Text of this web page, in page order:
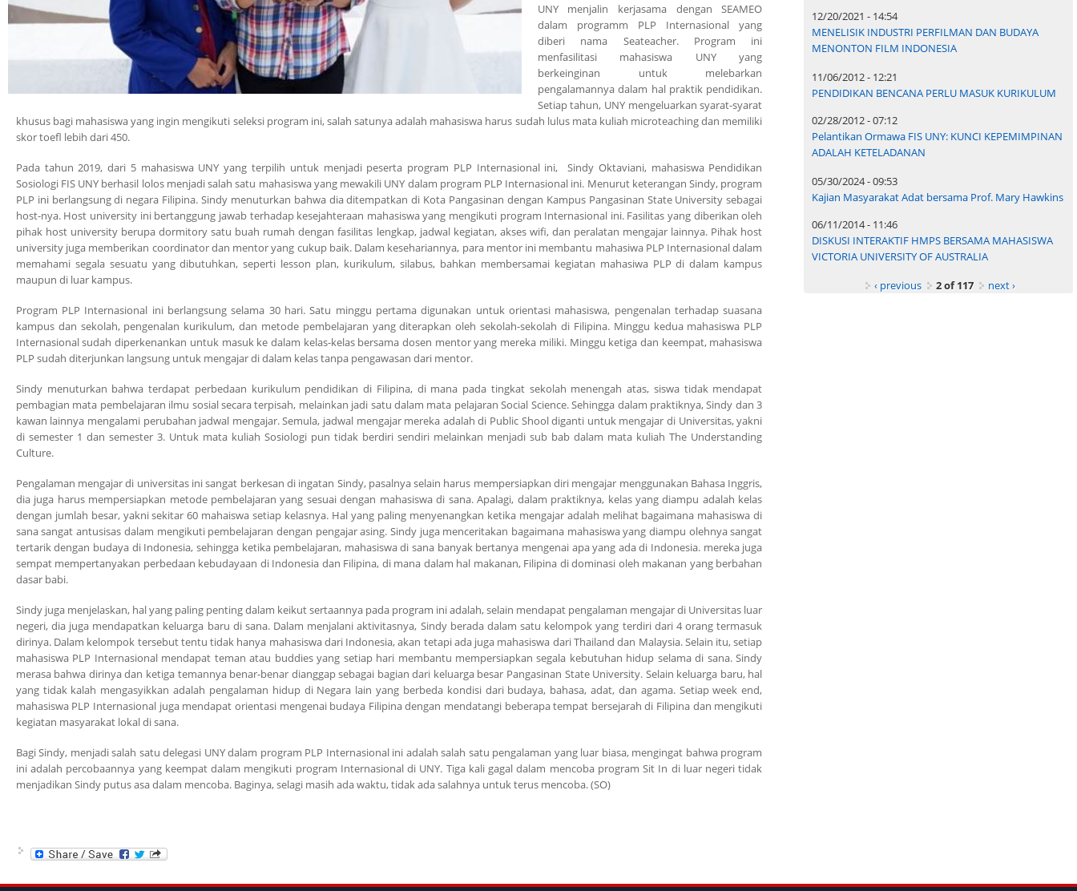
UNY menjalin kerjasama dengan SEAMEO
dalam programm PLP Internasional yang
diberi nama Seateacher. Program ini
menfasilitasi mahasiswa UNY yang
berkeinginan untuk melebarkan
pengalamannya dalam hal praktik pendidikan.
Setiap tahun, UNY mengeluarkan syarat-syarat
khusus bagi mahasiswa yang ingin mengikuti seleksi program ini, salah satunya adalah mahasiswa harus sudah lulus mata kuliah microteaching dan memiliki
skor toefl lebih dari 450.
Pada tahun 2019, dari 5 mahasiswa UNY yang terpilih untuk menjadi peserta program PLP Internasional ini, Sindy Oktaviani, mahasiswa Pendidikan
Sosiologi FIS UNY berhasil lolos menjadi salah satu mahasiswa yang mewakili UNY dalam program PLP Internasional ini. Menurut keterangan Sindy, program
PLP ini berlangsung di negara Filipina. Sindy menuturkan bahwa dia ditempatkan di Kota Pangasinan dengan Kampus Pangasinan State University sebagai
host-nya. Host university ini bertanggung jawab terhadap kesejahteraan mahasiswa yang mengikuti program Internasional ini. Fasilitas yang diberikan oleh
pihak host university berupa dormitory satu buah rumah dengan fasilitas lengkap, jadwal kegiatan, akses wifi, dan peralatan mengajar lainnya. Pihak host
university juga memberikan coordinator dan mentor yang cukup baik. Dalam kesehariannya, para mentor ini membantu mahasiwa PLP Internasional dalam
memahami segala sesuatu yang dibutuhkan, seperti lesson plan, kurikulum, silabus, bahkan membersamai kegiatan mahasiwa PLP di dalam kampus
maupun di luar kampus.
Program PLP Internasional ini berlangsung selama 30 hari. Satu minggu pertama digunakan untuk orientasi mahasiswa, pengenalan terhadap suasana
kampus dan sekolah, pengenalan kurikulum, dan metode pembelajaran yang diterapkan oleh sekolah-sekolah di Filipina. Minggu kedua mahasiswa PLP
Internasional sudah diperkenankan untuk masuk ke dalam kelas-kelas bersama dosen mentor yang mereka miliki. Minggu ketiga dan keempat, mahasiswa
PLP sudah diterjunkan langsung untuk mengajar di dalam kelas tanpa pengawasan dari mentor.
Sindy menuturkan bahwa terdapat perbedaan kurikulum pendidikan di Filipina, di mana pada tingkat sekolah menengah atas, siswa tidak mendapat
pembagian mata pembelajaran ilmu sosial secara terpisah, melainkan jadi satu dalam mata pelajaran Social Science. Sehingga dalam praktiknya, Sindy dan 3
kawan lainnya mengalami perubahan jadwal mengajar. Semula, jadwal mengajar mereka adalah di Public Shool diganti untuk mengajar di Universitas, yakni
di semester 1 dan semester 3. Untuk mata kuliah Sosiologi pun tidak berdiri sendiri melainkan menjadi sub bab dalam mata kuliah The Understanding
Culture.
Pengalaman mengajar di universitas ini sangat berkesan di ingatan Sindy, pasalnya selain harus mempersiapkan diri mengajar menggunakan Bahasa Inggris,
dia juga harus mempersiapkan metode pembelajaran yang sesuai dengan mahasiswa di sana. Apalagi, dalam praktiknya, kelas yang diampu adalah kelas
dengan jumlah besar, yakni sekitar 60 mahaiswa setiap kelasnya. Hal yang paling menyenangkan ketika mengajar adalah melihat bagaimana mahasiswa di
sana sangat antusisas dalam mengikuti pembelajaran dengan pengajar asing. Sindy juga menceritakan bagaimana mahasiswa yang diampu olehnya sangat
tertarik dengan budaya di Indonesia, sehingga ketika pembelajaran, mahasiswa di sana banyak bertanya mengenai apa yang ada di Indonesia. mereka juga
sempat mempertanyakan perbedaan kebudayaan di Indonesia dan Filipina, di mana dalam hal makanan, Filipina di dominasi oleh makanan yang berbahan
dasar babi.
Sindy juga menjelaskan, hal yang paling penting dalam keikut sertaannya pada program ini adalah, selain mendapat pengalaman mengajar di Universitas luar
negeri, dia juga mendapatkan keluarga baru di sana. Dalam menjalani aktivitasnya, Sindy berada dalam satu kelompok yang terdiri dari 4 orang termasuk
dirinya. Dalam kelompok tersebut tentu tidak hanya mahasiswa dari Indonesia, akan tetapi ada juga mahasiswa dari Thailand dan Malaysia. Selain itu, setiap
mahasiswa PLP Internasional mendapat teman atau buddies yang setiap hari membantu mempersiapkan segala kebutuhan hidup selama di sana. Sindy
merasa bahwa dirinya dan ketiga temannya benar-benar dianggap sebagai bagian dari keluarga besar Pangasinan State University. Selain keluarga baru, hal
yang tidak kalah mengasyikkan adalah pengalaman hidup di Negara lain yang berbeda kondisi dari budaya, bahasa, adat, dan agama. Setiap week end,
mahasiswa PLP Internasional juga mendapat orientasi mengenai budaya Filipina dengan mendatangi beberapa tempat bersejarah di Filipina dan mengikuti
kegiatan masyarakat lokal di sana.
Bagi Sindy, menjadi salah satu delegasi UNY dalam program PLP Internasional ini adalah salah satu pengalaman yang luar biasa, mengingat bahwa program
ini adalah percobaannya yang keempat dalam mengikuti program Internasional di UNY. Tiga kali gagal dalam mencoba program Sit In di luar negeri tidak
menjadikan Sindy putus asa dalam mencoba. Baginya, selagi masih ada waktu, tidak ada salahnya untuk terus mencoba. (SO)
12/20/2021 - 14:54
MENELISIK INDUSTRI PERFILMAN DAN BUDAYA
MENONTON FILM INDONESIA
11/06/2012 - 12:21
PENDIDIKAN BENCANA PERLU MASUK KURIKULUM
02/28/2012 - 07:12
Pelantikan Ormawa FIS UNY: KUNCI KEPEMIMPINAN
ADALAH KETELADANAN
05/30/2024 - 09:53
Kajian Masyarakat Adat bersama Prof. Mary Hawkins
06/11/2014 - 11:46
DISKUSI INTERAKTIF HMPS BERSAMA MAHASISWA
VICTORIA UNIVERSITY OF AUSTRALIA
‹ previous
2 of 117 next ›